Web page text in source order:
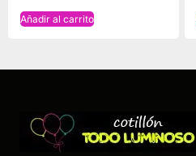
Añadir al carrito